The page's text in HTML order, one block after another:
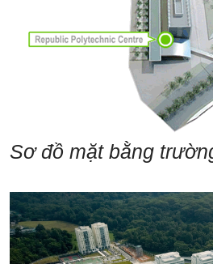
Sơ đồ mặt bằng